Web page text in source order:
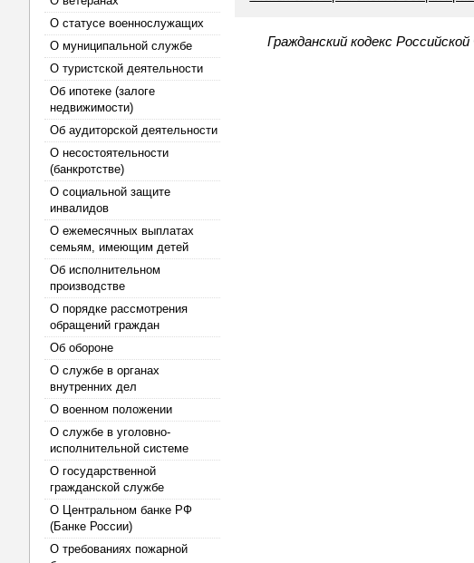
О статусе военнослужащих
О муниципальной службе
О туристской деятельности
Об ипотеке (залоге
недвижимости)
Об аудиторской деятельности
О несостоятельности
(банкротстве)
О социальной защите
инвалидов
О ежемесячных выплатах
семьям, имеющим детей
Об исполнительном
производстве
О порядке рассмотрения
обращений граждан
Об обороне
О службе в органах
внутренних дел
О военном положении
О службе в уголовно-
исполнительной системе
О государственной
гражданской службе
О Центральном банке РФ
(Банке России)
О требованиях пожарной
Гражданский кодекс